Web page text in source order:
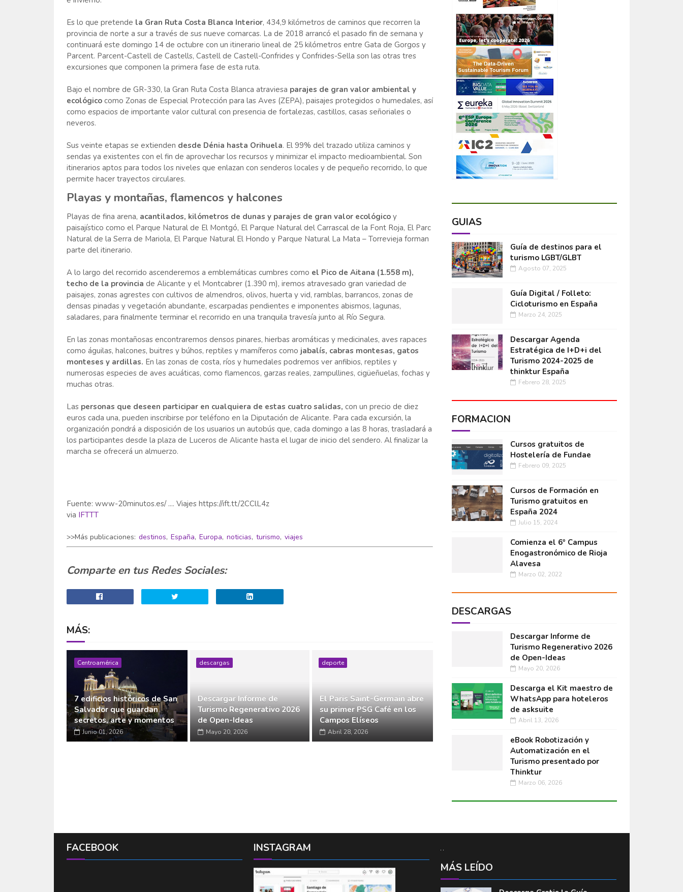
Es lo que pretende la Gran Ruta Costa Blanca Interior, 434,9 kilómetros de caminos que recorren la
provincia de norte a sur a través de sus nueve comarcas. La de 2018 arrancó el pasado fin de semana y
continuará este domingo 14 de octubre con un itinerario lineal de 25 kilómetros entre Gata de Gorgos y
Parcent. Parcent-Castell de Castells, Castell de Castell-Confrides y Confrides-Sella son las otras tres
excursiones que componen la primera fase de esta ruta.
Bajo el nombre de GR-330, la Gran Ruta Costa Blanca atraviesa parajes de gran valor ambiental y
ecológicocomo Zonas de Especial Protección para las Aves (ZEPA), paisajes protegidos o humedales, así
como espacios de importante valor cultural con presencia de fortalezas, castillos, casas señoriales o
neveros.
Sus veinte etapas se extienden desde Dénia hasta Orihuela. El 99% del trazado utiliza caminos y
sendas ya existentes con el fin de aprovechar los recursos y minimizar el impacto medioambiental. Son
itinerarios aptos para todos los niveles que enlazan con senderos locales y de pequeño recorrido, lo que
permite hacer trayectos circulares.
Playas y montañas, flamencos y halcones
Playas de fina arena, acantilados, kilómetros de dunas y parajes de gran valor ecológicoy
paisajístico como el Parque Natural de El Montgó, El Parque Natural del Carrascal de la Font Roja, El Parc
Natural de la Serra de Mariola, El Parque Natural El Hondo y Parque Natural La Mata – Torrevieja forman
parte del itinerario.
A lo largo del recorrido ascenderemos a emblemáticas cumbres como el Pico de Aitana (1.558 m),
techo de la provincia de Alicante y el Montcabrer (1.390 m), iremos atravesado gran variedad de
paisajes, zonas agrestes con cultivos de almendros, olivos, huerta y vid, ramblas, barrancos, zonas de
densas pinadas y vegetación abundante, escarpadas pendientes e imponentes abismos, lagunas,
saladares, para finalmente terminar el recorrido en una tranquila travesía junto al Río Segura.
En las zonas montañosas encontraremos densos pinares, hierbas aromáticas y medicinales, aves rapaces
como águilas, halcones, buitres y búhos, reptiles y mamíferos como jabalís, cabras montesas, gatos
monteses y ardillas. En las zonas de costa, ríos y humedales podremos ver anfibios, reptiles y
numerosas especies de aves acuáticas, como flamencos, garzas reales, zampullines, cigüeñuelas, fochas y
muchas otras.
Las personas que deseen participar en cualquiera de estas cuatro salidas, con un precio de diez
euros cada una, pueden inscribirse por teléfono en la Diputación de Alicante. Para cada excursión, la
organización pondrá a disposición de los usuarios un autobús que, cada domingo a las 8 horas, trasladará a
los participantes desde la plaza de Luceros de Alicante hasta el lugar de inicio del sendero. Al finalizar la
marcha se ofrecerá un almuerzo.
Fuente: www-20minutos.es/ .... Viajes https://ift.tt/2CClL4z
via IFTTT
>>Más publicaciones: destinos, España, Europa, noticias, turismo, viajes
Comparte en tus Redes Sociales:
MÁS:
Centroamérica
7 edificios históricos de San
Salvador que guardan
secretos, arte y momentos
Junio 01, 2026
descargas
Descargar Informe de
Turismo Regenerativo 2026
de Open-Ideas
Mayo 20, 2026
deporte
El Paris Saint-Germain abre
su primer PSG Café en los
Campos Elíseos
Abril 28, 2026
GUÍAS
Guía de destinos para el
turismo LGBT/GLBT
Agosto 07, 2025
Guía Digital / Folleto:
Cicloturismo en España
Marzo 24, 2025
Descargar Agenda
Estratégica de I+D+i del
Turismo 2024-2025 de
thinktur España
Febrero 28, 2025
FORMACIÓN
Cursos gratuitos de
Hostelería de Fundae
Febrero 09, 2025
Cursos de Formación en
Turismo gratuitos en
España 2024
Julio 15, 2024
Comienza el 6º Campus
Enogastronómico de Rioja
Alavesa
Marzo 02, 2022
DESCARGAS
Descargar Informe de
Turismo Regenerativo 2026
de Open-Ideas
Mayo 20, 2026
Descarga el Kit maestro de
WhatsApp para hoteleros
de asksuite
Abril 13, 2026
eBook Robotización y
Automatización en el
Turismo presentado por
Thinktur
Marzo 06, 2026
FACEBOOK
INSTAGRAM
MÁS LEÍDO